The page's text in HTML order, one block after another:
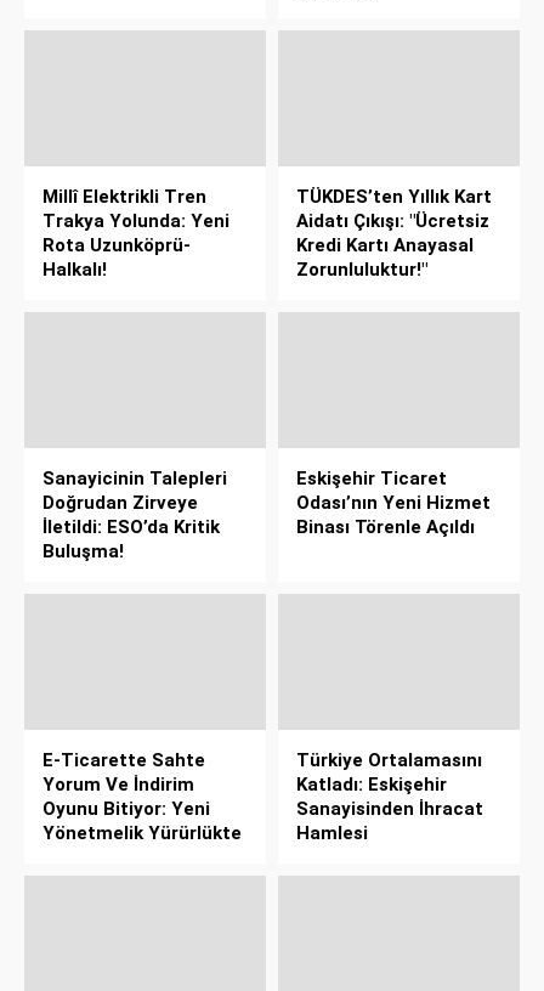
Millî Elektrikli Tren
Trakya Yolunda: Yeni
Rota Uzunköprü-
Halkalı!
TÜKDES’ten Yıllık Kart
Aidatı Çıkışı: "Ücretsiz
Kredi Kartı Anayasal
Zorunluluktur!"
Sanayicinin Talepleri
Doğrudan Zirveye
İletildi: ESO’da Kritik
Buluşma!
Eskişehir Ticaret
Odası’nın Yeni Hizmet
Binası Törenle Açıldı
E-Ticarette Sahte
Yorum Ve İndirim
Oyunu Bitiyor: Yeni
Yönetmelik Yürürlükte
Türkiye Ortalamasını
Katladı: Eskişehir
Sanayisinden İhracat
Hamlesi